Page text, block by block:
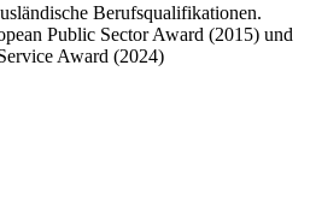
Berufsqualifikationen.
Public Sector Award (2015) und
Award (2024)